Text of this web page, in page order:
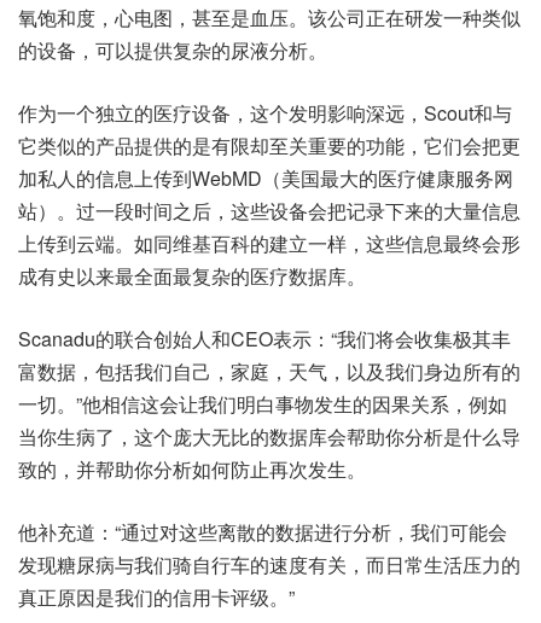
氧饱和度，心电图，甚至是血压。该公司正在研发一种类似
的设备，可以提供复杂的尿液分析。
作为一个独立的医疗设备，这个发明影响深远，Scout和与
它类似的产品提供的是有限却至关重要的功能，它们会把更
加私人的信息上传到WebMD（美国最大的医疗健康服务网
站）。过一段时间之后，这些设备会把记录下来的大量信息
上传到云端。如同维基百科的建立一样，这些信息最终会形
成有史以来最全面最复杂的医疗数据库。
Scanadu的联合创始人和CEO表示：“我们将会收集极其丰
富数据，包括我们自己，家庭，天气，以及我们身边所有的
一切。”他相信这会让我们明白事物发生的因果关系，例如
当你生病了，这个庞大无比的数据库会帮助你分析是什么导
致的，并帮助你分析如何防止再次发生。
他补充道：“通过对这些离散的数据进行分析，我们可能会
发现糖尿病与我们骑自行车的速度有关，而日常生活压力的
真正原因是我们的信用卡评级。”